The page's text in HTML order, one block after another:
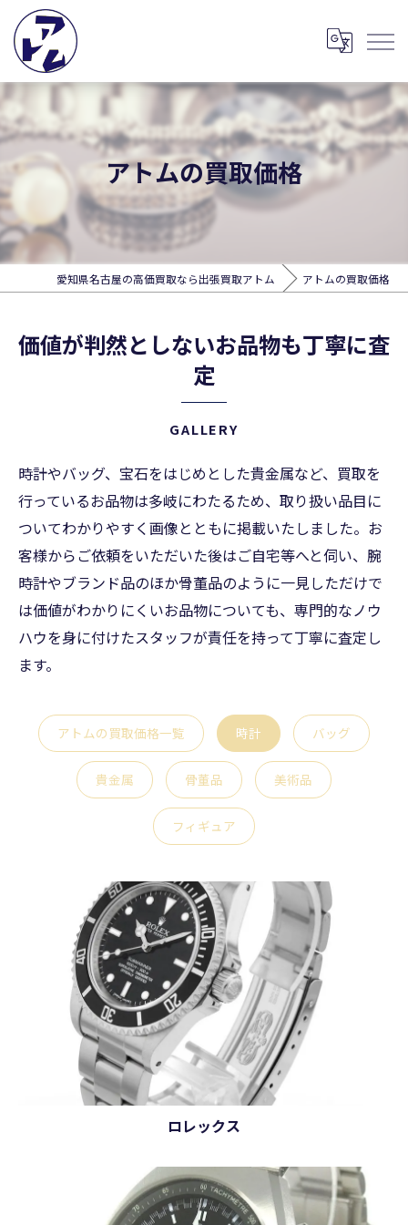
アトムの買取価格
愛知県名古屋の高価買取なら出張買取アトム アトムの買取価格
価値が判然としないお品物も丁寧に査
定
GALLERY
時計やバッグ、宝石をはじめとした貴金属など、買取を
行っているお品物は多岐にわたるため、取り扱い品目に
ついてわかりやすく画像とともに掲載いたしました。お
客様からご依頼をいただいた後はご自宅等へと伺い、腕
時計やブランド品のほか骨董品のように一見しただけで
は価値がわかりにくいお品物についても、専門的なノウ
ハウを身に付けたスタッフが責任を持って丁寧に査定し
ます。
アトムの買取価格一覧 時計 バッグ
貴金属 骨董品 美術品
フィギュア
ロレックス